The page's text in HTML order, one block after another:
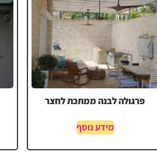
פרגולה לבנה ממתכת לחצר
מידע נוסף